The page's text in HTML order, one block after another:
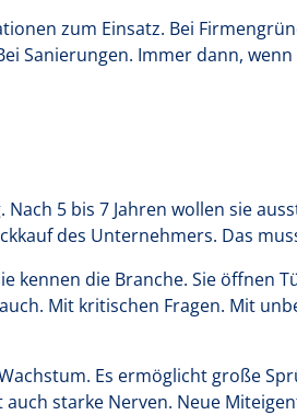
zum Einsatz. Bei
Sanierungen. Immer dann,
5 bis 7 Jahren wollen sie
des Unternehmers. Das
kennen die Branche. Sie öffnen
Mit kritischen Fragen. Mit
Es ermöglicht große
starke Nerven. Neue